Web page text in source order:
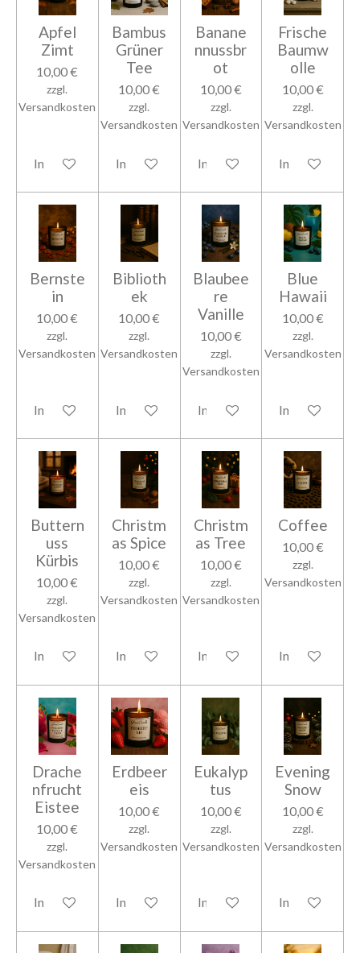
Apfel
Zimt
10,00 €
zzgl.
Versandkosten
In den Warenkorb
Bambus
Grüner
Tee
10,00 €
zzgl.
Versandkosten
In den Warenkorb
Banane
nnussbr
ot
10,00 €
zzgl.
Versandkosten
In den Warenkorb
Frische
Baumw
olle
10,00 €
zzgl.
Versandkosten
In den
Bernste
in
10,00 €
zzgl.
Versandkosten
In den Warenkorb
Biblioth
ek
10,00 €
zzgl.
Versandkosten
In den Warenkorb
Blaubee
re
Vanille
10,00 €
zzgl.
Versandkosten
In den Warenkorb
Blue
Hawaii
10,00 €
zzgl.
Versandkosten
In den
Buttern
uss
Kürbis
10,00 €
zzgl.
Versandkosten
In den Warenkorb
Christm
as Spice
10,00 €
zzgl.
Versandkosten
In den Warenkorb
Christm
as Tree
10,00 €
zzgl.
Versandkosten
In den Warenkorb
Coffee
10,00 €
zzgl.
Versandkosten
In den
Drache
nfrucht
Eistee
10,00 €
zzgl.
Versandkosten
In den Warenkorb
Erdbeer
eis
10,00 €
zzgl.
Versandkosten
In den Warenkorb
Eukalyp
tus
10,00 €
zzgl.
Versandkosten
In den Warenkorb
Evening
Snow
10,00 €
zzgl.
Versandkosten
In den